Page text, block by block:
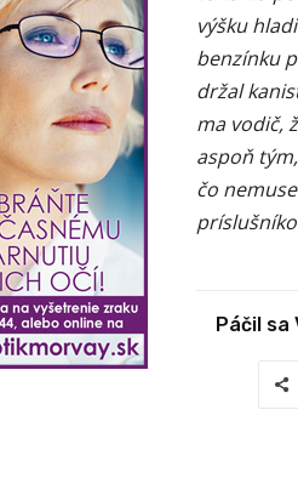
výšku
benzínku
držal
ma vodič,
aspoň
čo
Páčil sa